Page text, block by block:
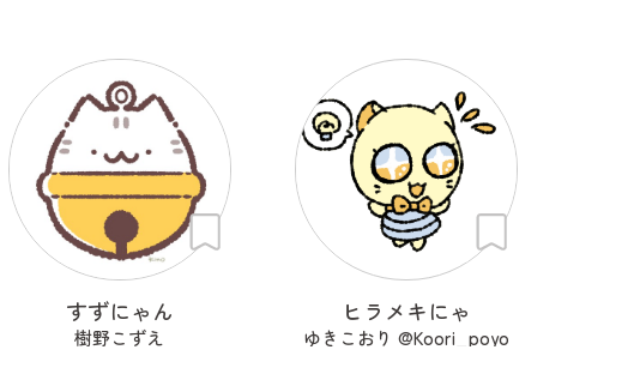
すずにゃん
樹野こずえ
ヒラメキにゃ
ゆきこおり @Koori_poyo